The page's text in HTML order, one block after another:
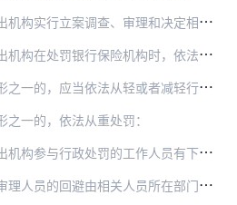
查、审理和决定相分离的行政处罚制度，设立行政处罚委员会。
构时，依法对相关责任人员采取责令纪律处分、行政处罚等方式追究法律责任。
一的，应当依法从轻或者减轻行政处罚：
之一的，依法从重处罚：
人员有下列情形之一的，本人应当申请回避，当事人及其代理人也有权申请其回避：
，行政处罚委员会委员的回避由主任委员决定；主任委员的回避由所在银行保险监督管理机构的主要负责人决定，主要…